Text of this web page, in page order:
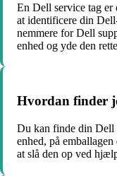
En Dell service tag
at identificere din
nemmere for Dell
enhed og yde den
Hvordan finder
Du kan finde din Dell
enhed, på
at slå den op ved